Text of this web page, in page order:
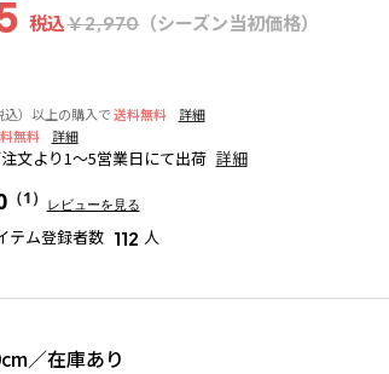
）以上の購入で送料無料
詳細
無料 詳細
文より1～5営業日にて出荷 詳細
（1） レビューを見る
テム登録者数 112 人
税込￥2,970（シーズン当初価格）
／在庫あり